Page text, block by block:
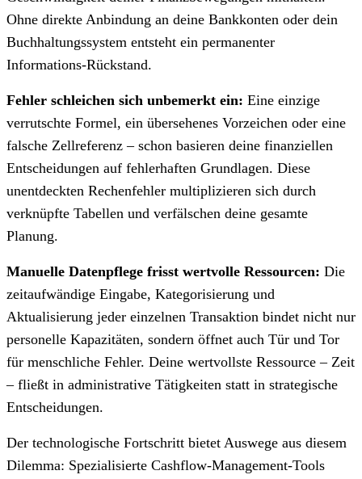
Ohne direkte Anbindung an deine Bankkonten oder dein
Buchhaltungssystem entsteht ein permanenter
Informations-Rückstand.
Fehler schleichen sich unbemerkt ein: Eine einzige
verrutschte Formel, ein übersehenes Vorzeichen oder eine
falsche Zellreferenz – schon basieren deine finanziellen
Entscheidungen auf fehlerhaften Grundlagen. Diese
unentdeckten Rechenfehler multiplizieren sich durch
verknüpfte Tabellen und verfälschen deine gesamte
Planung.
Manuelle Datenpflege frisst wertvolle Ressourcen: Die
zeitaufwändige Eingabe, Kategorisierung und
Aktualisierung jeder einzelnen Transaktion bindet nicht nur
personelle Kapazitäten, sondern öffnet auch Tür und Tor
für menschliche Fehler. Deine wertvollste Ressource – Zeit
– fließt in administrative Tätigkeiten statt in strategische
Entscheidungen.
Der technologische Fortschritt bietet Auswege aus diesem
Dilemma: Spezialisierte Cashflow-Management-Tools